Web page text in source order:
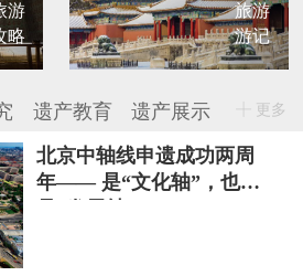
游
略
旅游
游记
遗产教育 遗产展示 更多
北京中轴线申遗成功两周
年—— 是“文化轴”，也